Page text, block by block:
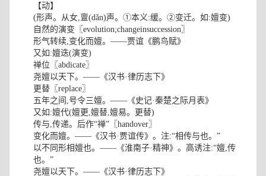
【动】
(形声。从女,亶(dǎn)声。①本义:缓。②变迁。如:嬗变)
自然的演变〖evolution;changeinsuccession〗
形气转续,变化而嬗。——贾谊《鹏鸟赋》
又如:嬗迭(演变)
禅位〖abdicate〗
尧嬗以天下。——《汉书·律历志下》
更替〖replace〗
五年之间,号令三嬗。——《史记·秦楚之际月表》
又如:嬗代(嬗更,嬗替,嬗易。更替)
传与,传递。后作“禅”〖handover〗
变化而嬗。——《汉书·贾谊传》。注:“相传与也。”
以不同形相嬗也。——《淮南子·精神》。高诱注:“嬗,传
也。”
尧嬗以天下。——《汉书·律历志下》